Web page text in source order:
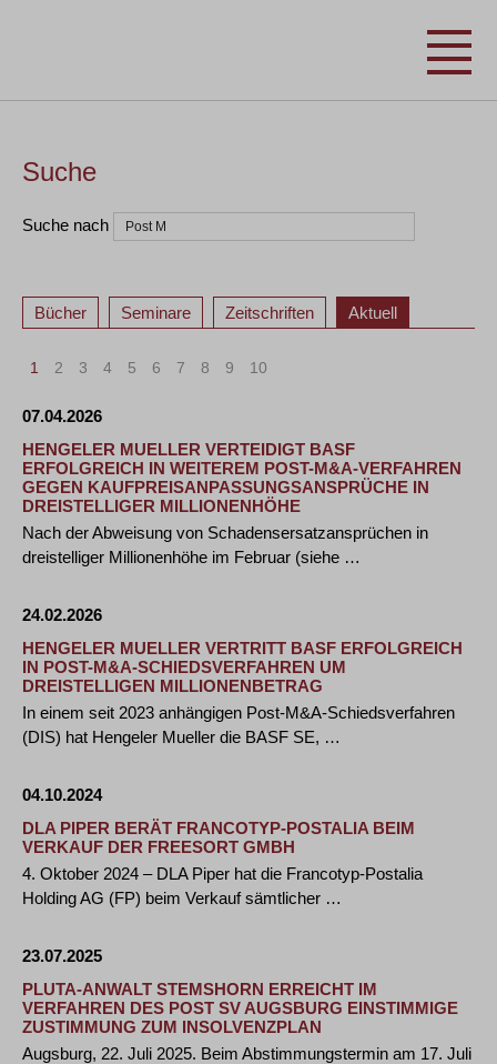
Suche
Suche nach
Bücher Seminare Zeitschriften Aktuell
1 2 3 4 5 6 7 8 9 10
07.04.2026
HENGELER MUELLER VERTEIDIGT BASF
ERFOLGREICH IN WEITEREM POST-M&A-VERFAHREN
GEGEN KAUFPREISANPASSUNGSANSPRÜCHE IN
DREISTELLIGER MILLIONENHÖHE
Nach der Abweisung von Schadensersatzansprüchen in
dreistelliger Millionenhöhe im Februar (siehe …
24.02.2026
HENGELER MUELLER VERTRITT BASF ERFOLGREICH
IN POST-M&A-SCHIEDSVERFAHREN UM
DREISTELLIGEN MILLIONENBETRAG
In einem seit 2023 anhängigen Post-M&A-Schiedsverfahren
(DIS) hat Hengeler Mueller die BASF SE, …
04.10.2024
DLA PIPER BERÄT FRANCOTYP-POSTALIA BEIM
VERKAUF DER FREESORT GMBH
4. Oktober 2024 – DLA Piper hat die Francotyp-Postalia
Holding AG (FP) beim Verkauf sämtlicher …
23.07.2025
PLUTA-ANWALT STEMSHORN ERREICHT IM
VERFAHREN DES POST SV AUGSBURG EINSTIMMIGE
ZUSTIMMUNG ZUM INSOLVENZPLAN
Augsburg, 22. Juli 2025. Beim Abstimmungstermin am 17. Juli